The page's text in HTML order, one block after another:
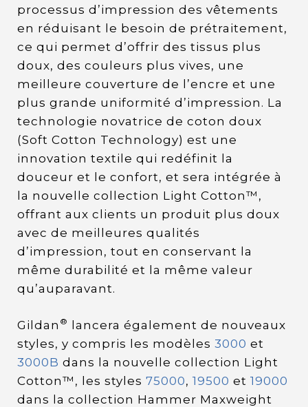
processus d’impression des vêtements
en réduisant le besoin de prétraitement,
ce qui permet d’offrir des tissus plus
doux, des couleurs plus vives, une
meilleure couverture de l’encre et une
plus grande uniformité d’impression. La
technologie novatrice de coton doux
(Soft Cotton Technology) est une
innovation textile qui redéfinit la
douceur et le confort, et sera intégrée à
la nouvelle collection Light Cotton™,
offrant aux clients un produit plus doux
avec de meilleures qualités
d’impression, tout en conservant la
même durabilité et la même valeur
qu’auparavant.
Gildan ® lancera également de nouveaux
styles, y compris les modèles 3000 et
3000B dans la nouvelle collection Light
Cotton™, les styles 75000, 19500 et 19000
dans la collection Hammer Maxweight